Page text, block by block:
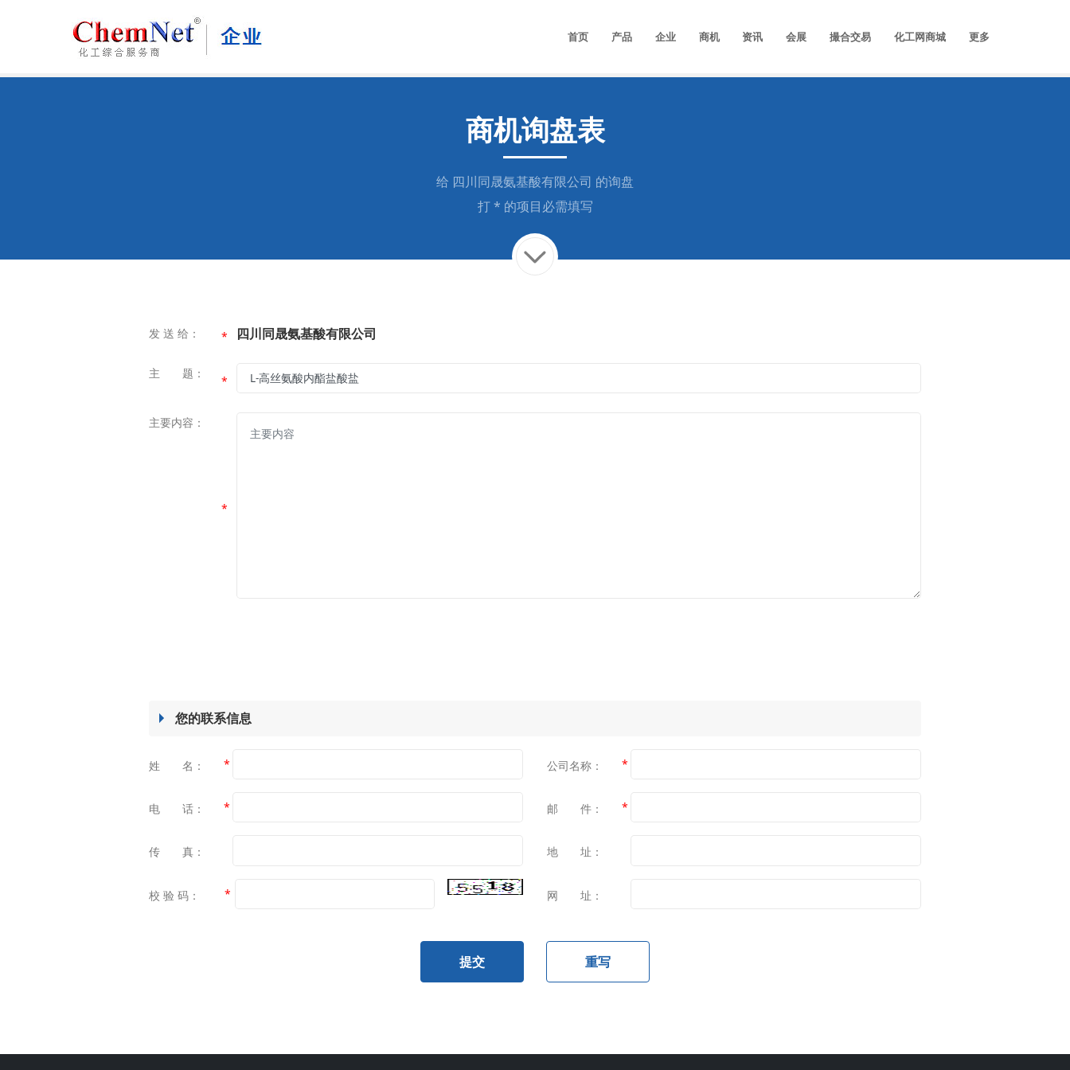
首页 产品 企业 商机 资讯 会展 撮合交易 化工网商城 更多
商机询盘表
给 四川同晟氨基酸有限公司 的询盘
打 * 的项目必需填写
发 送 给： * 四川同晟氨基酸有限公司
主 题：
*
主要内容：
*
您的联系信息
姓 名： *
电 话： *
传 真：
校 验 码： *
公司名称： *
邮 件： *
地 址：
网 址：